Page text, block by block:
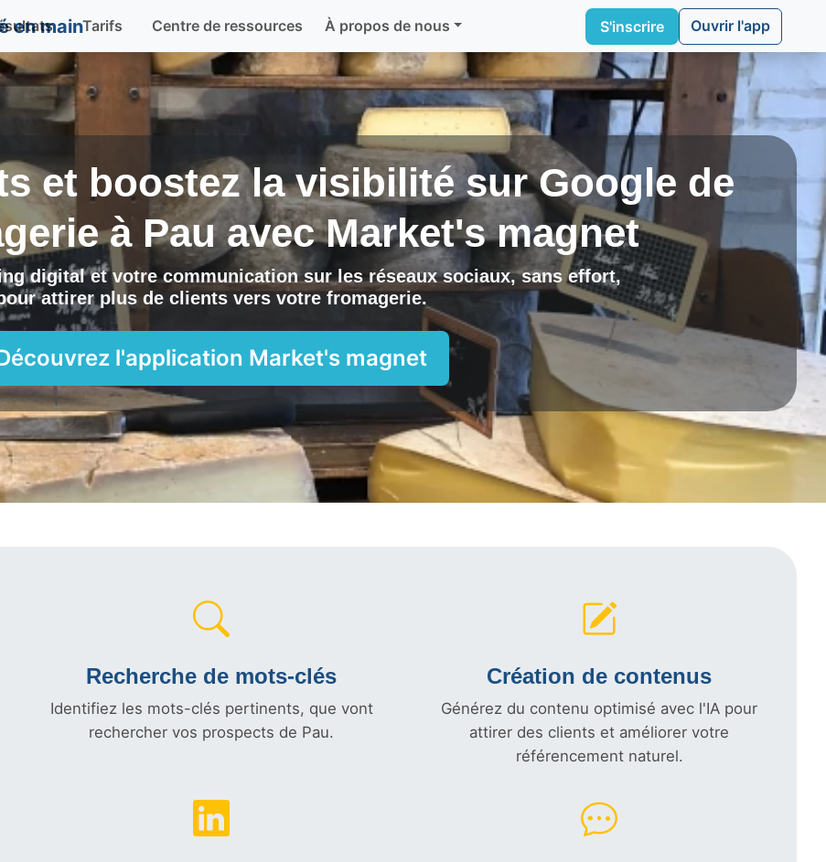
Tarifs Centre de ressources À propos de nous S'inscrire Ouvrir l'app
et boostez la visibilité sur Google de
à PauavecMarket's magnet
digital et votre communication sur les réseaux sociaux, sans effort,
attirer plus de clients vers votre fromagerie.
l'application Market's magnet
Recherche de mots-clés
Identifiez les mots-clés pertinents, que vont
rechercher vos prospects de Pau.
Création de contenus
Générez du contenu optimisé avec l'IA pour
attirer des clients et améliorer votre
référencement naturel.